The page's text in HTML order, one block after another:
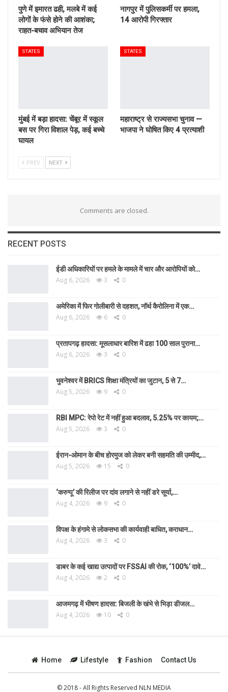
पुणे में इमारत ढही, मलबे में कई
लोगों के फंसे होने की आशंका;
राहत-बचाव अभियान तेज
नागपुर में पुलिसकर्मी पर हमला,
14 आरोपी गिरफ्तार
STATES
मुंबई में बड़ा हादसा: चेंबूर में स्कूल
बस पर गिरा विशाल पेड़, कई बच्चे
घायल
STATES
महाराष्ट्र से राज्यसभा चुनाव —
भाजपा ने घोषित किए 4 प्रत्याशी
PREV NEXT
Comments are closed.
RECENT POSTS
ईडी अधिकारियों पर हमले के मामले में चार और आरोपियों को…
Aug 6, 2026 3 0
अमेरिका में फिर गोलीबारी से दहशत, नॉर्थ कैरोलिना में एक…
Aug 6, 2026 6 0
प्रतापगढ़ हादसा: मूसलाधार बारिश में ढहा 100 साल पुराना…
Aug 6, 2026 3 0
भुवनेश्वर में BRICS शिक्षा मंत्रियों का जुटान, 5 से 7…
Aug 5, 2026 9 0
RBI MPC: रेपो रेट में नहीं हुआ बदलाव, 5.25% पर कायम;…
Aug 5, 2026 3 0
ईरान-ओमान के बीच होरमुज को लेकर बनी सहमति की उम्मीद,…
Aug 5, 2026 15 0
‘करुप्पू’ की रिलीज पर दांव लगाने से नहीं डरे सूर्या,…
Aug 4, 2026 9 0
विपक्ष के हंगामे से लोकसभा की कार्यवाही बाधित, कराधान…
Aug 4, 2026 3 0
डाबर के कई खाद्य उत्पादों पर FSSAI की रोक, ‘100%’ दावे…
Aug 4, 2026 2 0
आजमगढ़ में भीषण हादसा: बिजली के खंभे से भिड़ा डीजल…
Aug 4, 2026 10 0
Home Lifestyle Fashion Contact Us
© 2018 - All Rights Reserved NLN MEDIA